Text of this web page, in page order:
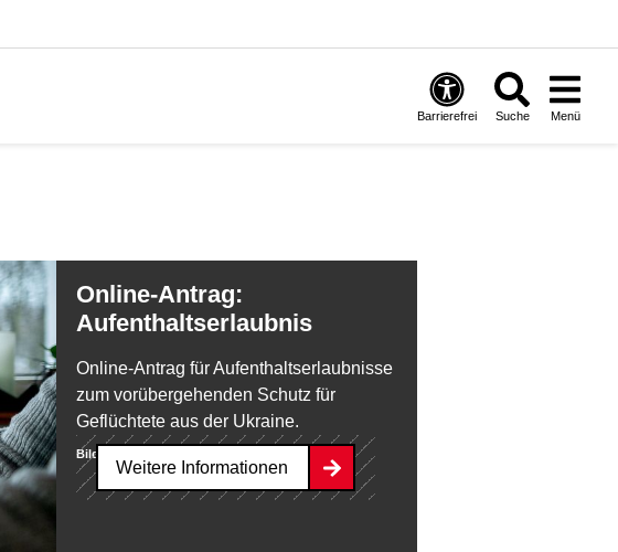
Barrierefrei Suche Menü
Online-Antrag:
Aufenthaltserlaubnis
Online-Antrag für Aufenthaltserlaubnisse
zum vorübergehenden Schutz für
Geflüchtete aus der Ukraine.
Weitere Informationen
Bild: